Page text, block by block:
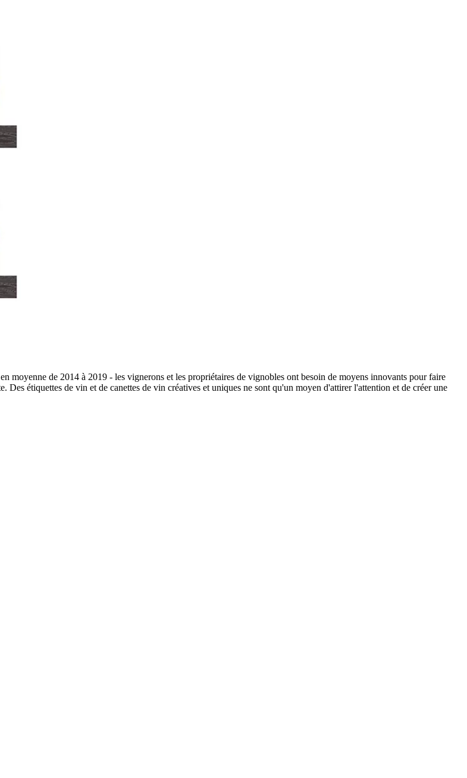
moyenne de 2014 à 2019 - les vignerons et les propriétaires de vignobles ont besoin de moyens innovants pour faire
Des étiquettes de vin et de canettes de vin créatives et uniques ne sont qu'un moyen d'attirer l'attention et de créer une